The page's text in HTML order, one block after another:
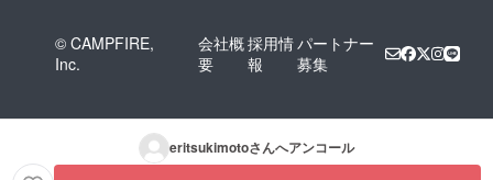
© CAMPFIRE,
Inc.
会社概
要
採用情
報
パートナー
募集
eritsukimotoさんへアンコール